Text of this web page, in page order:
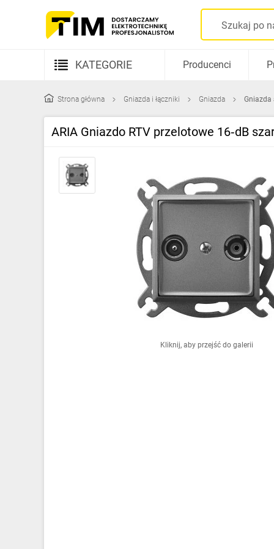
KATEGORIE
Kable i przewody
Elementy prowadzenia kabli
Fotowoltaika
Producenci
Strona główna Gniazda i łączniki Gniazda Gniazda
ARIA Gniazdo RTV przelotowe 16‑dB
Kliknij, aby przejść do galerii